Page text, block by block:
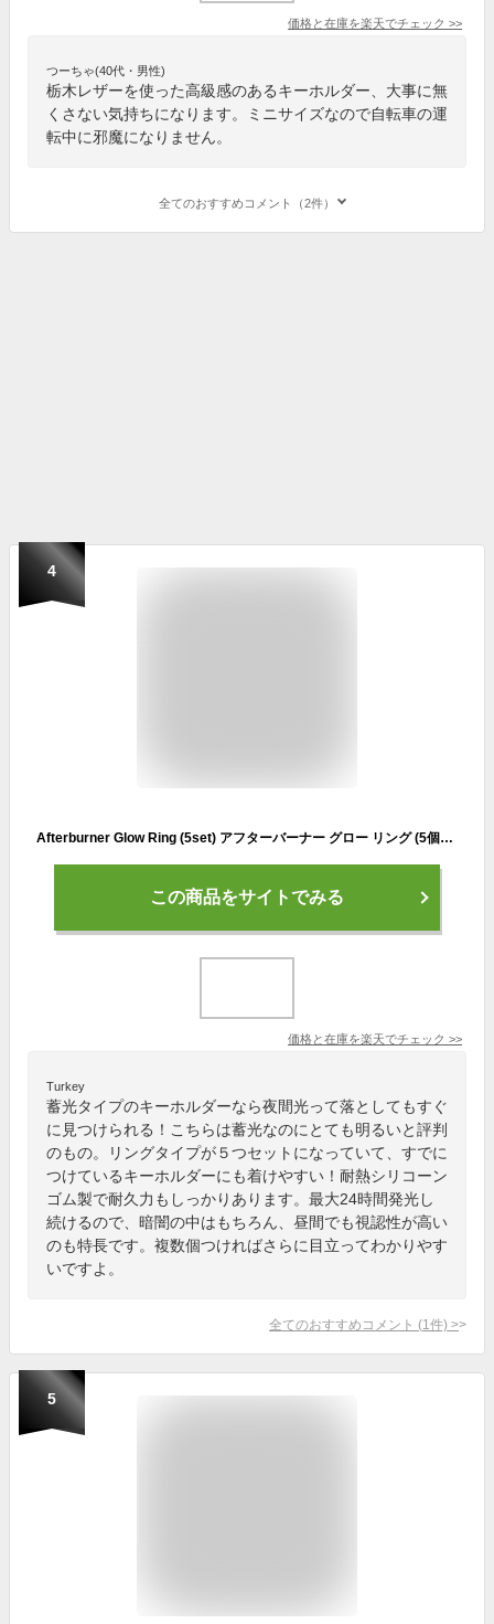
価格と在庫を楽天でチェック >>
つーちゃ(40代・男性)
栃木レザーを使った高級感のあるキーホルダー、大事に無
くさない気持ちになります。ミニサイズなので自転車の運
転中に邪魔になりません。
全てのおすすめコメント（2件）
4
Afterburner Glow Ring (5set) アフターバーナー グロー リング (5個セット)夜光タグ 蓄光 蓄光マーカー 発光 太陽光 フラッシュライト対応 災害 キーホルダー 自転車タグ リング detail
この商品をサイトでみる
価格と在庫を楽天でチェック >>
Turkey
蓄光タイプのキーホルダーなら夜間光って落としてもすぐ
に見つけられる！こちらは蓄光なのにとても明るいと評判
のもの。リングタイプが５つセットになっていて、すでに
つけているキーホルダーにも着けやすい！耐熱シリコーン
ゴム製で耐久力もしっかりあります。最大24時間発光し
続けるので、暗闇の中はもちろん、昼間でも視認性が高い
のも特長です。複数個つければさらに目立ってわかりやす
いですよ。
全てのおすすめコメント (1 件) >
5